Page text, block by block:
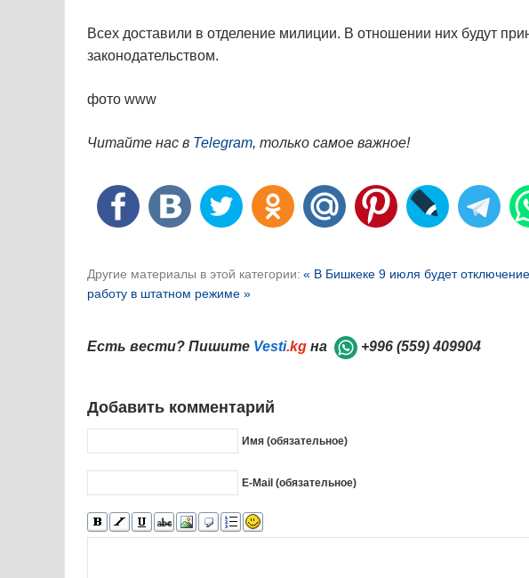
Всех доставили в отделение милиции. В отношении них будут
законодательством.
фото www
Читайте нас в Telegram, только самое важное!
Другие материалы в этой категории: « В Бишкеке 9 июля будет
работу в штатном режиме »
Есть вести? Пишите Vesti.kg на +996 (559) 409904
Добавить комментарий
Имя (обязательное)
E-Mail (обязательное)